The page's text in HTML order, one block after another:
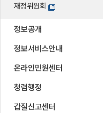
재정위원회
정보공개
정보서비스안내
온라인민원센터
청렴행정
갑질신고센터